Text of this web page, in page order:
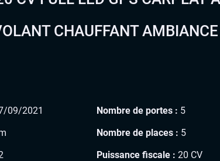
CHAUFFANT
09/2021
Nombre de portes : 5
Nombre de places : 5
Puissance fiscale : 20 CV